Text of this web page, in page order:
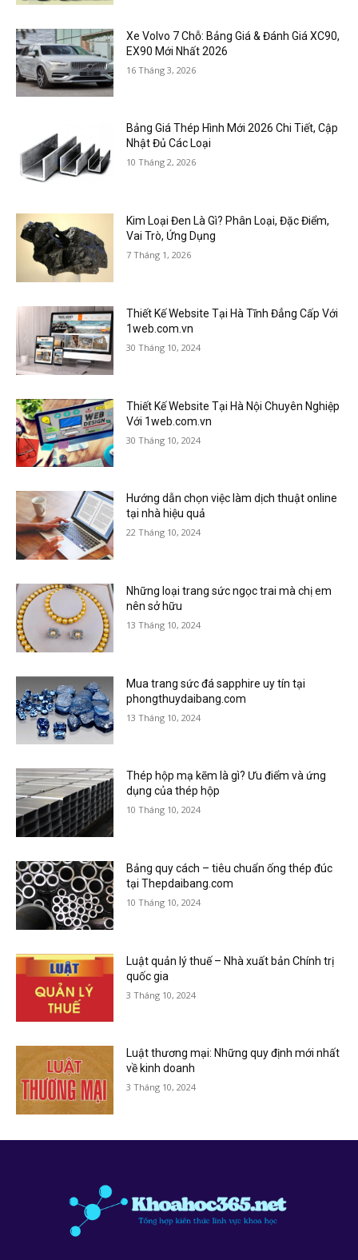
Xe Volvo 7 Chỗ: Bảng Giá & Đánh Giá XC90,
EX90 Mới Nhất 2026
16 Tháng 3, 2026
Bảng Giá Thép Hình Mới 2026 Chi Tiết, Cập
Nhật Đủ Các Loại
10 Tháng 2, 2026
Kim Loại Đen Là Gì? Phân Loại, Đặc Điểm,
Vai Trò, Ứng Dụng
7 Tháng 1, 2026
Thiết Kế Website Tại Hà Tĩnh Đẳng Cấp Với
1web.com.vn
30 Tháng 10, 2024
Thiết Kế Website Tại Hà Nội Chuyên Nghiệp
Với 1web.com.vn
30 Tháng 10, 2024
Hướng dẫn chọn việc làm dịch thuật online
tại nhà hiệu quả
22 Tháng 10, 2024
Những loại trang sức ngọc trai mà chị em
nên sở hữu
13 Tháng 10, 2024
Mua trang sức đá sapphire uy tín tại
phongthuydaibang.com
13 Tháng 10, 2024
Thép hộp mạ kẽm là gì? Ưu điểm và ứng
dụng của thép hộp
10 Tháng 10, 2024
Bảng quy cách – tiêu chuẩn ống thép đúc
tại Thepdaibang.com
10 Tháng 10, 2024
Luật quản lý thuế – Nhà xuất bản Chính trị
quốc gia
3 Tháng 10, 2024
Luật thương mại: Những quy định mới nhất
về kinh doanh
3 Tháng 10, 2024